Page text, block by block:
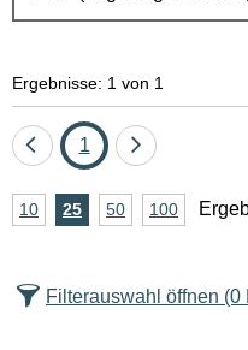
Ergebnisse: 1 von 1
Eine
zurück
Seite
1
Eine
vor
A
z
10Ergebnisse
25Ergebnisse
50Ergebnisse
100
Filterauswahl öffnen (0